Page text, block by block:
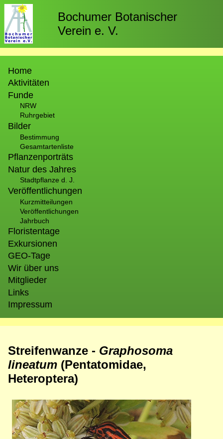
Direkt
zum
Inhalt
Bochumer Botanischer
Verein e. V.
Home
Aktivitäten
Funde
NRW
Ruhrgebiet
Bilder
Bestimmung
Gesamtartenliste
Pflanzenporträts
Natur des Jahres
Stadtpflanze d. J.
Veröffentlichungen
Kurzmitteilungen
Veröffentlichungen
Jahrbuch
Floristentage
Exkursionen
GEO-Tage
Wir über uns
Mitglieder
Links
Impressum
Streifenwanze - Graphosoma
lineatum (Pentatomidae,
Heteroptera)
Bild